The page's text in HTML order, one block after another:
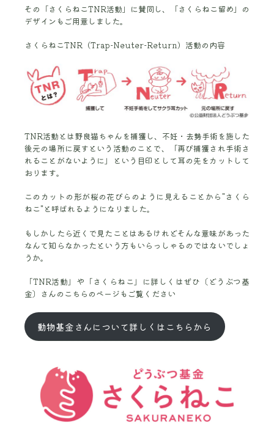
その「さくらねこTNR活動」に賛同し、「さくらねこ留め」の
デザインもご用意しました。
さくらねこTNR（Trap-Neuter-Return）活動の内容
TNR活動とは野良猫ちゃんを捕獲し、不妊・去勢手術を施した
後元の場所に戻すという活動のことで、「再び捕獲され手術さ
れることがないように」という目印として耳の先をカットして
おります。
このカットの形が桜の花びらのように見えることから"さくら
ねこ"と呼ばれるようになりました。
もしかしたら近くで見たことはあるけれどそんな意味があった
なんて知らなかったという方もいらっしゃるのではないでしょ
うか。
「TNR活動」や「さくらねこ」に詳しくはぜひ〔どうぶつ基
金〕さんのこちらのページもご覧ください
動物基金さんについて詳しくはこちらから